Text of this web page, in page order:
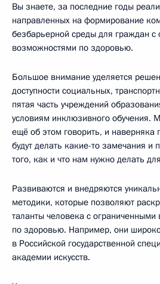
Вы знаете, за последние годы
направленных на формирование
безбарьерной среды для граждан с
возможностями по здоровью.
Большое внимание уделяется
доступности социальных,
пятая часть учреждений
условиям инклюзивного обучения.
ещё об этом говорить, и наверняка
будут делать какие-то замечания и
того, как и что нам нужно делать
Развиваются и внедряются
методики, которые позволяют
таланты человека с
по здоровью. Например, они
в Российской государственной
академии искусств.